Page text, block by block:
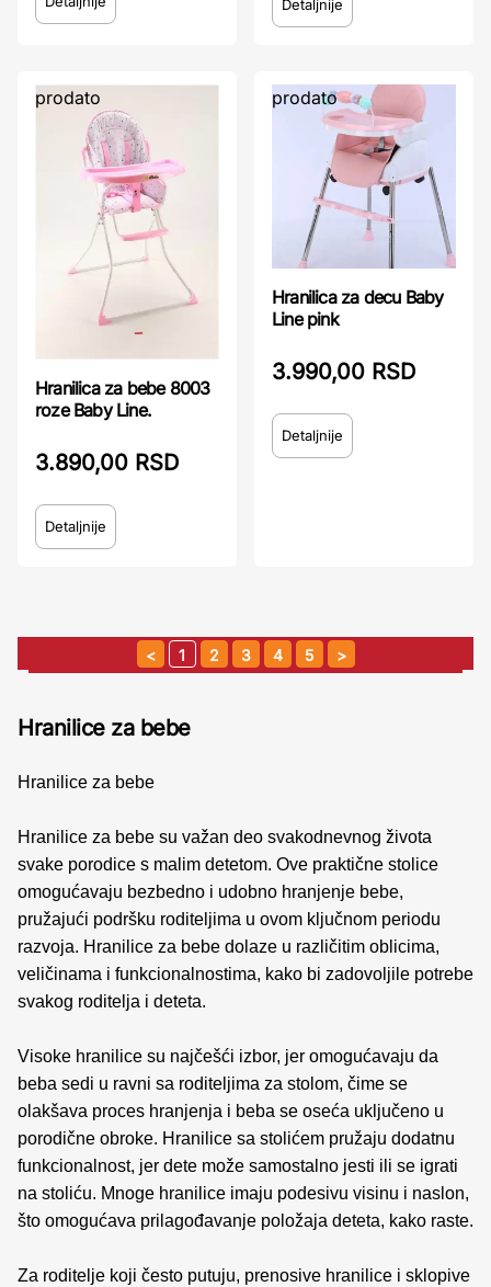
Detaljnije
prodato
Hranilica za bebe 8003
roze Baby Line.
3.890,00 RSD
Detaljnije
prodato
Hranilica za decu Baby
Line pink
3.990,00 RSD
Detaljnije
1 2 3 4 5
Hranilice za bebe
Hranilice za bebe
Hranilice za bebe su važan deo svakodnevnog života
svake porodice s malim detetom. Ove praktične stolice
omogućavaju bezbedno i udobno hranjenje bebe,
pružajući podršku roditeljima u ovom ključnom periodu
razvoja. Hranilice za bebe dolaze u različitim oblicima,
veličinama i funkcionalnostima, kako bi zadovoljile potrebe
svakog roditelja i deteta.
Visoke hranilice su najčešći izbor, jer omogućavaju da
beba sedi u ravni sa roditeljima za stolom, čime se
olakšava proces hranjenja i beba se oseća uključeno u
porodične obroke. Hranilice sa stolićem pružaju dodatnu
funkcionalnost, jer dete može samostalno jesti ili se igrati
na stoliću. Mnoge hranilice imaju podesivu visinu i naslon,
što omogućava prilagođavanje položaja deteta, kako raste.
Za roditelje koji često putuju, prenosive hranilice i sklopive